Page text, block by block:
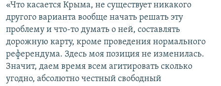
«Что касается Крыма, не существует никакого
другого варианта вообще начать решать эту
проблему и что-то думать о ней, составлять
дорожную карту, кроме проведения нормального
референдума. Здесь моя позиция не изменилась.
Значит, даем время всем агитировать сколько
угодно, абсолютно честный свободный